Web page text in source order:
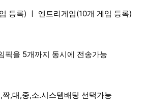
등록) ㅣ 엔트리게임(10개 게임 등록)
픽을 5개까지 동시에 전송가능
,대,중,소.시스템배팅 선택가능